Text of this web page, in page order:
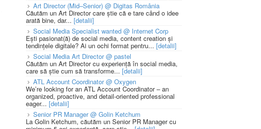
Art Director (Mid–Senior) @ Digitas România
Căutăm un Art Director care știe că e tare când o idee
arată bine, dar... [detalii]
Social Media Specialist wanted @ Internet Corp
Ești pasionat(ă) de social media, content creation și
tendințele digitale? Ai un ochi format pentru... [detalii]
Social Media Art Director @ pastel
Căutăm un Art Director cu experiență în social media,
care să știe cum să transforme... [detalii]
ATL Account Coordinator @ Oxygen
We’re looking for an ATL Account Coordinator – an
organized, proactive, and detail-oriented professional
eager... [detalii]
Senior PR Manager @ Golin Ketchum
La Golin Ketchum, căutăm un Senior PR Manager cu